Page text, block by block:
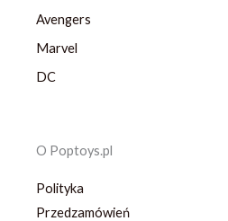
Avengers
Marvel
DC
O Poptoys.pl
Polityka
Przedzamówień